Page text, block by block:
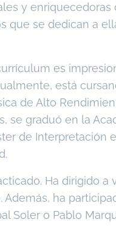
y enriquecedoras
que se dedican a
es
está
de Alto
se graduó en la
de Interpretación
Ha dirigido a
ha
Soler o Pablo